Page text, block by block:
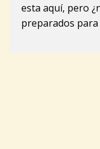
esta aquí, pero
preparados